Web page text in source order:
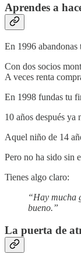
Aprendes a
En 1996 abandonas
Con dos socios
A veces renta
En 1998 fundas tu
10 años después ya
Aquel niño de 14
Pero no ha sido sin
Tienes algo claro:
“Hay mucha
bueno.”
La puerta de